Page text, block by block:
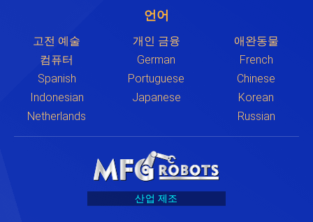
언어
고전 예술 개인 금융
애완동물
컴퓨터
German
French
Spanish
Portuguese
Chinese
Indonesian
Japanese
Korean
Netherlands
Russian
산업 제조